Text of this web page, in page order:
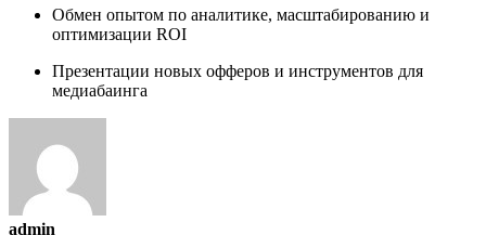
Обмен опытом по аналитике, масштабированию и
оптимизации ROI
Презентации новых офферов и инструментов для
медиабаинга
admin